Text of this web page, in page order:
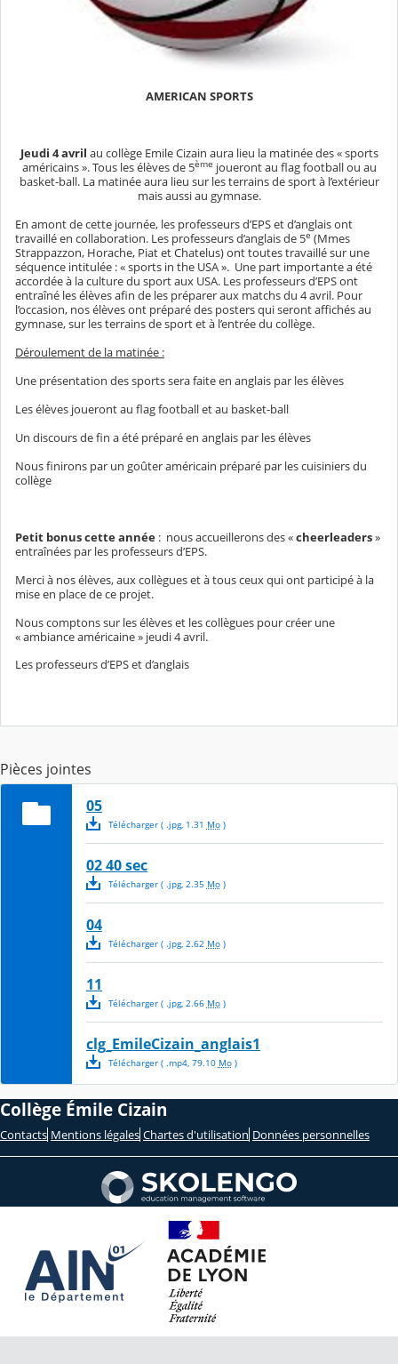
AMERICAN SPORTS
Jeudi 4 avril au collège Emile Cizain aura lieu la matinée des « sports
américains ». Tous les élèves de 5ème joueront au flag football ou au
basket-ball. La matinée aura lieu sur les terrains de sport à l’extérieur
mais aussi au gymnase.
En amont de cette journée, les professeurs d’EPS et d’anglais ont
travaillé en collaboration. Les professeurs d’anglais de 5e (Mmes
Strappazzon, Horache, Piat et Chatelus) ont toutes travaillé sur une
séquence intitulée : « sports in the USA ». Une part importante a été
accordée à la culture du sport aux USA. Les professeurs d’EPS ont
entraîné les élèves afin de les préparer aux matchs du 4 avril. Pour
l’occasion, nos élèves ont préparé des posters qui seront affichés au
gymnase, sur les terrains de sport et à l’entrée du collège.
Déroulement de la matinée :
Une présentation des sports sera faite en anglais par les élèves
Les élèves joueront au flag football et au basket-ball
Un discours de fin a été préparé en anglais par les élèves
Nous finirons par un goûter américain préparé par les cuisiniers du
collège
Petit bonus cette année : nous accueillerons des «cheerleaders»
entraînées par les professeurs d’EPS.
Merci à nos élèves, aux collègues et à tous ceux qui ont participé à la
mise en place de ce projet.
Nous comptons sur les élèves et les collègues pour créer une
« ambiance américaine » jeudi 4 avril.
Les professeurs d’EPS et d’anglais
Pièces jointes
05
Télécharger( .jpg, 1.31 Mo)
02 40 sec
Télécharger( .jpg, 2.35 Mo)
04
Télécharger( .jpg, 2.62 Mo)
11
Télécharger( .jpg, 2.66 Mo)
clg_EmileCizain_anglais1
Télécharger( .mp4, 79.10 Mo)
Collège Émile Cizain
Contacts Mentions légales Chartes d'utilisation Données personnelles